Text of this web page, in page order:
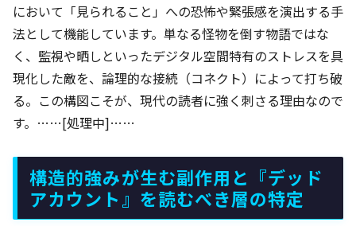
において「見られること」への恐怖や緊張感を演出する手
法として機能しています。単なる怪物を倒す物語ではな
く、監視や晒しといったデジタル空間特有のストレスを具
現化した敵を、論理的な接続（コネクト）によって打ち破
る。この構図こそが、現代の読者に強く刺さる理由なので
す。……[処理中]……
構造的強みが生む副作用と『デッド
アカウント』を読むべき層の特定